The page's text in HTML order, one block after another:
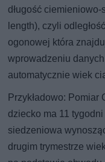
długość
length), czyli
ogonowej która
wprowadzeniu
automatycznie wiek
Przykładowo: Pomiar
dziecko ma 11
siedzeniowa
drugim trymestrze